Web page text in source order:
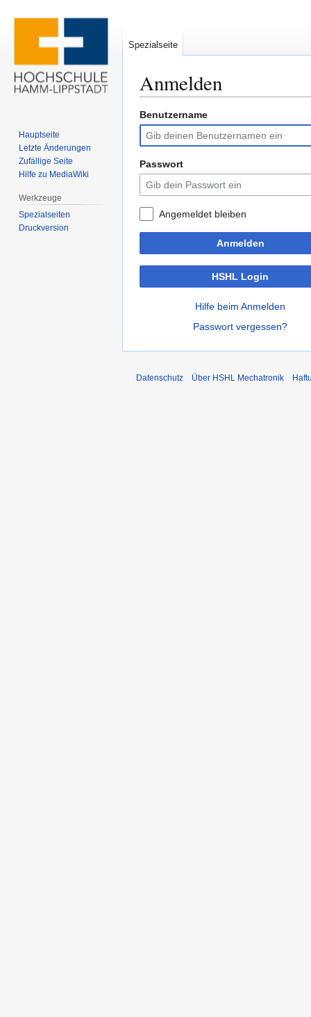
Anmelden
Zur
Navigation
springen
Zur
Suche
springen
Benutzername
Passwort
Angemeldet bleiben
Anmelden
HSHL Login
Hilfe beim Anmelden
Passwort vergessen?
Spezialseite
Hauptseite
Letzte Änderungen
Zufällige Seite
Hilfe zu MediaWiki
Werkzeuge
Spezialseiten
Druckversion
Datenschutz Über HSHL Mechatronik